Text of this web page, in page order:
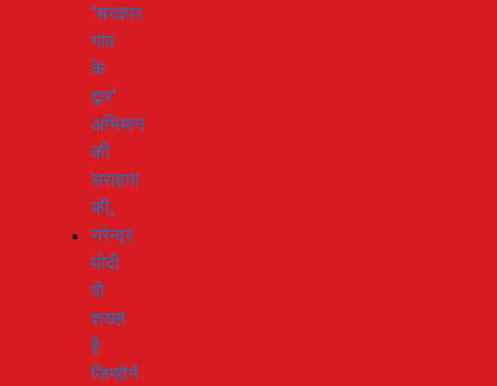
‘सरकार
गांव
के
द्वार’
अभियान
की
सराहना
की,
नरेन्द्र
मोदी
वो
शख्स
है
जिन्होनें